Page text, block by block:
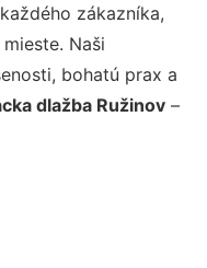
zákazníka,
Naši
bohatú prax a
dlažba Ružinov –